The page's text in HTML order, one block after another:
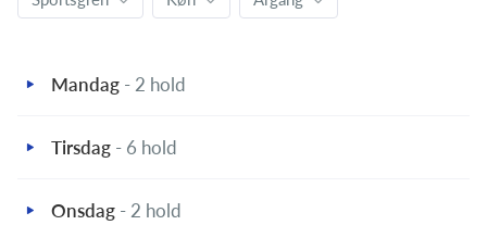
Mandag - 2 hold
Tirsdag - 6 hold
Onsdag - 2 hold